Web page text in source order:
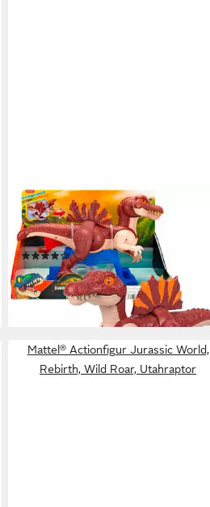
FISHER-PRICE®
Spielfigur Imaginext Jurassic World,
Rebirth, Sprint Spinosaurus
(1)
ab 19,99 € UVP44,99 €
-56%
lieferbar - in 1-2 Werktagen bei dir
Mattel® Actionfigur Jurassic World,
Rebirth, Wild Roar, Utahraptor